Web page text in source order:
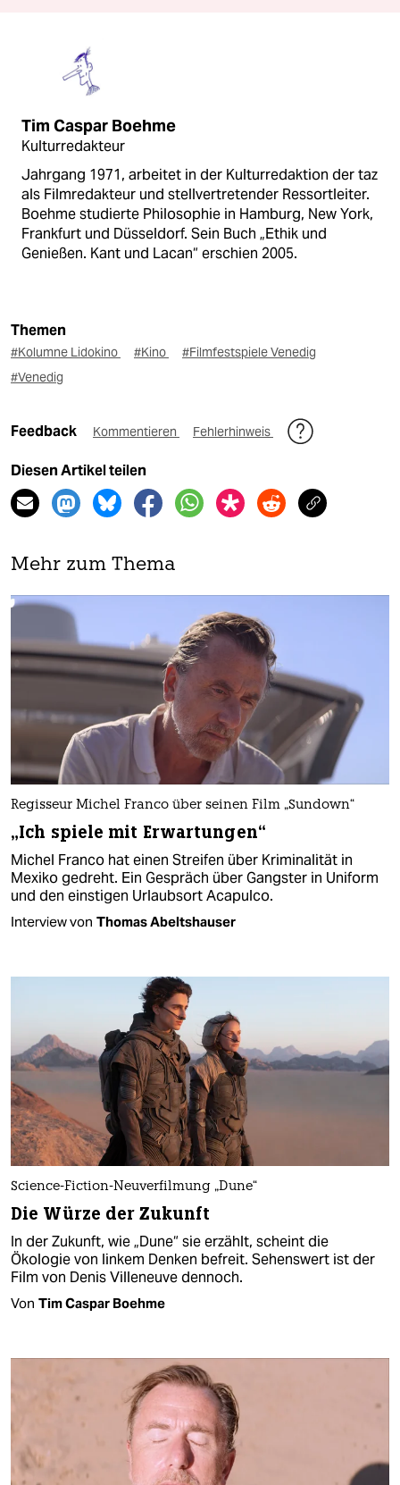
Tim Caspar Boehme
Kulturredakteur
Jahrgang 1971, arbeitet in der Kulturredaktion der taz
als Filmredakteur und stellvertretender Ressortleiter.
Boehme studierte Philosophie in Hamburg, New York,
Frankfurt und Düsseldorf. Sein Buch „Ethik und
Genießen. Kant und Lacan“ erschien 2005.
Themen
#Kolumne Lidokino #Kino
#Filmfestspiele Venedig
#Venedig
Feedback Kommentieren Fehlerhinweis
Diesen Artikel teilen
Mehr zum Thema
Regisseur Michel Franco über seinen Film „Sundown“
„Ich spiele mit Erwartungen“
Michel Franco hat einen Streifen über Kriminalität in
Mexiko gedreht. Ein Gespräch über Gangster in Uniform
und den einstigen Urlaubsort Acapulco.
Interview von Thomas Abeltshauser
Science-Fiction-Neuverfilmung „Dune“
Die Würze der Zukunft
In der Zukunft, wie „Dune“ sie erzählt, scheint die
Ökologie von linkem Denken befreit. Sehenswert ist der
Film von Denis Villeneuve dennoch.
Von Tim Caspar Boehme